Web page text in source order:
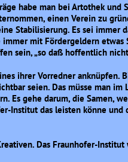
habe man bei Artothek und
einen Verein zu
Stabilisierung. Es sei immer
mit Fördergeldern etwas
sein, „so daß hoffentlich
ihrer Vorredner anknüpfen.
seien. Das müsse man im
Es gehe darum, die Samen,
Institut das leisten könne und
Das Fraunhofer-